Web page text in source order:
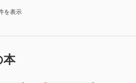
はずなのに「応報」を受けてないやつが
果は死後まで持ち越しちゃうので、世に
堕ちろ！」と言っちゃうのもこの考え方
を表示
本